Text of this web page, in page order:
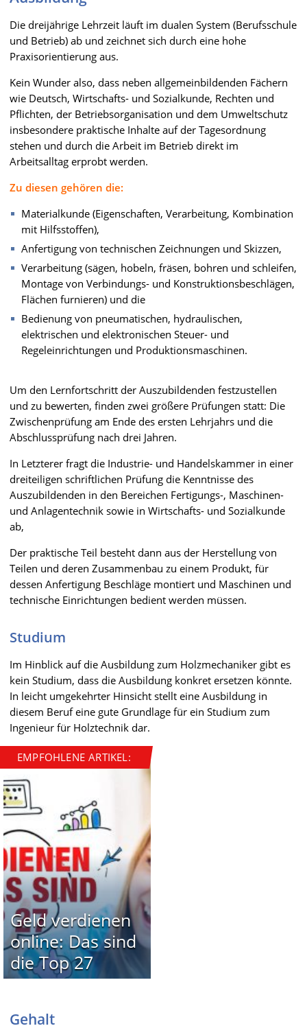
Die dreijährige Lehrzeit läuft im dualen System (Berufsschule
und Betrieb) ab und zeichnet sich durch eine hohe
Praxisorientierung aus.
Kein Wunder also, dass neben allgemeinbildenden Fächern
wie Deutsch, Wirtschafts- und Sozialkunde, Rechten und
Pflichten, der Betriebsorganisation und dem Umweltschutz
insbesondere praktische Inhalte auf der Tagesordnung
stehen und durch die Arbeit im Betrieb direkt im
Arbeitsalltag erprobt werden.
Zu diesen gehören die:
Materialkunde (Eigenschaften, Verarbeitung, Kombination
mit Hilfsstoffen),
Anfertigung von technischen Zeichnungen und Skizzen,
Verarbeitung (sägen, hobeln, fräsen, bohren und schleifen,
Montage von Verbindungs- und Konstruktionsbeschlägen,
Flächen furnieren) und die
Bedienung von pneumatischen, hydraulischen,
elektrischen und elektronischen Steuer- und
Regeleinrichtungen und Produktionsmaschinen.
Um den Lernfortschritt der Auszubildenden festzustellen
und zu bewerten, finden zwei größere Prüfungen statt: Die
Zwischenprüfung am Ende des ersten Lehrjahrs und die
Abschlussprüfung nach drei Jahren.
In Letzterer fragt die Industrie- und Handelskammer in einer
dreiteiligen schriftlichen Prüfung die Kenntnisse des
Auszubildenden in den Bereichen Fertigungs-, Maschinen-
und Anlagentechnik sowie in Wirtschafts- und Sozialkunde
ab,
Der praktische Teil besteht dann aus der Herstellung von
Teilen und deren Zusammenbau zu einem Produkt, für
dessen Anfertigung Beschläge montiert und Maschinen und
technische Einrichtungen bedient werden müssen.
Studium
Im Hinblick auf die Ausbildung zum Holzmechaniker gibt es
kein Studium, dass die Ausbildung konkret ersetzen könnte.
In leicht umgekehrter Hinsicht stellt eine Ausbildung in
diesem Beruf eine gute Grundlage für ein Studium zum
Ingenieur für Holztechnik dar.
EMPFOHLENE ARTIKEL:
Geld verdienen
online: Das sind
die Top 27
Gehalt